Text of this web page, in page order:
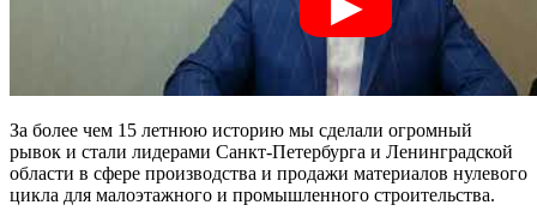
За более чем 15 летнюю историю мы сделали огромный
рывок и стали лидерами Санкт-Петербурга и Ленинградской
области в сфере производства и продажи материалов нулевого
цикла для малоэтажного и промышленного строительства.